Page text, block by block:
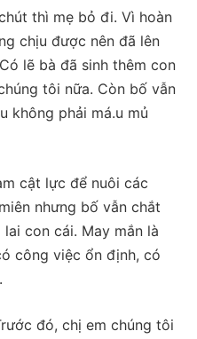
thì mẹ bỏ đi. Vì hoàn
chịu được nên đã lên
lẽ bà đã sinh thêm con
tôi nữa. Còn bố vẫn
không phải má.u mủ
cật lực để nuôi các
nhưng bố vẫn chắt
con cái. May mắn là
công việc ổn định, có
đó, chị em chúng tôi